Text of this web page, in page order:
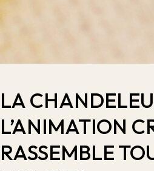
LA
L’ANIMATION
RASSEMBLE